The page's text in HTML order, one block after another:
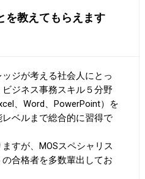
を教えてもらえます
ジが考える社会人にとっ
ジネス事務スキル５分野
、Word、PowerPoint）を
ベルまで総合的に習得で
すが、MOSスペシャリス
の合格者を多数輩出してお